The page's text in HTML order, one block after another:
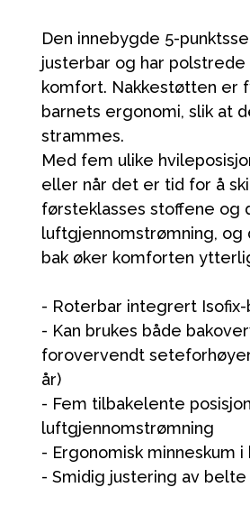
Den innebygde 5-
justerbar og har
komfort. Nakkestøtten er
barnets ergonomi, slik at
strammes.
Med fem ulike
eller når det er tid for å
førsteklasses stoffene og
luftgjennomstrømning, og
bak øker komforten
- Roterbar integrert Isofix-
- Kan brukes både
forovervendt
år)
- Fem tilbakelente
luftgjennomstrømning
- Ergonomisk minneskum
- Smidig justering av